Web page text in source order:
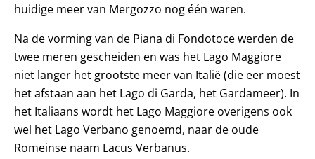
huidige meer van Mergozzo nog één waren.
Na de vorming van de Piana di Fondotoce werden de
twee meren gescheiden en was het Lago Maggiore
niet langer het grootste meer van Italië (die eer moest
het afstaan aan het Lago di Garda, het Gardameer). In
het Italiaans wordt het Lago Maggiore overigens ook
wel het Lago Verbano genoemd, naar de oude
Romeinse naam Lacus Verbanus.